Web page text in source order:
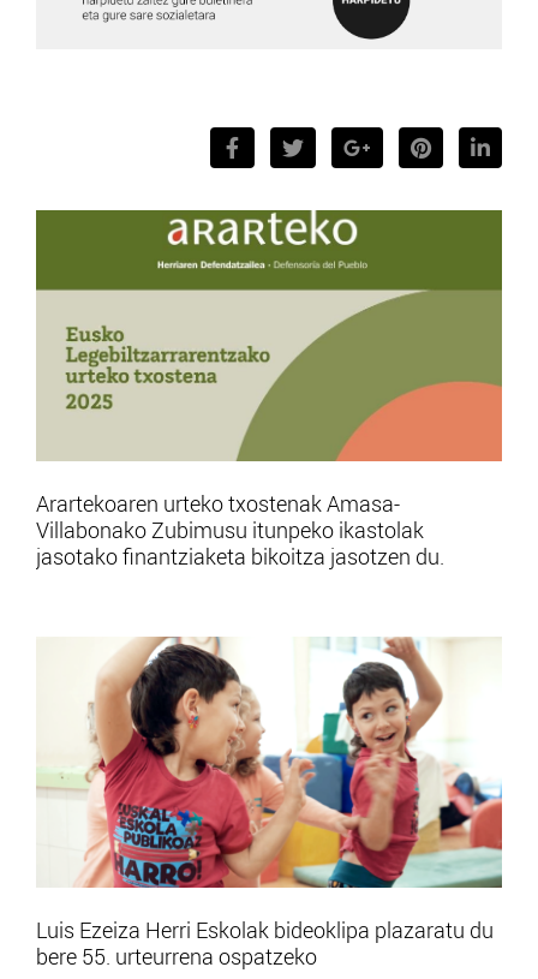
Arartekoaren urteko txostenak Amasa-
Villabonako Zubimusu itunpeko ikastolak
jasotako finantziaketa bikoitza jasotzen du.
Luis Ezeiza Herri Eskolak bideoklipa plazaratu du
bere 55. urteurrena ospatzeko